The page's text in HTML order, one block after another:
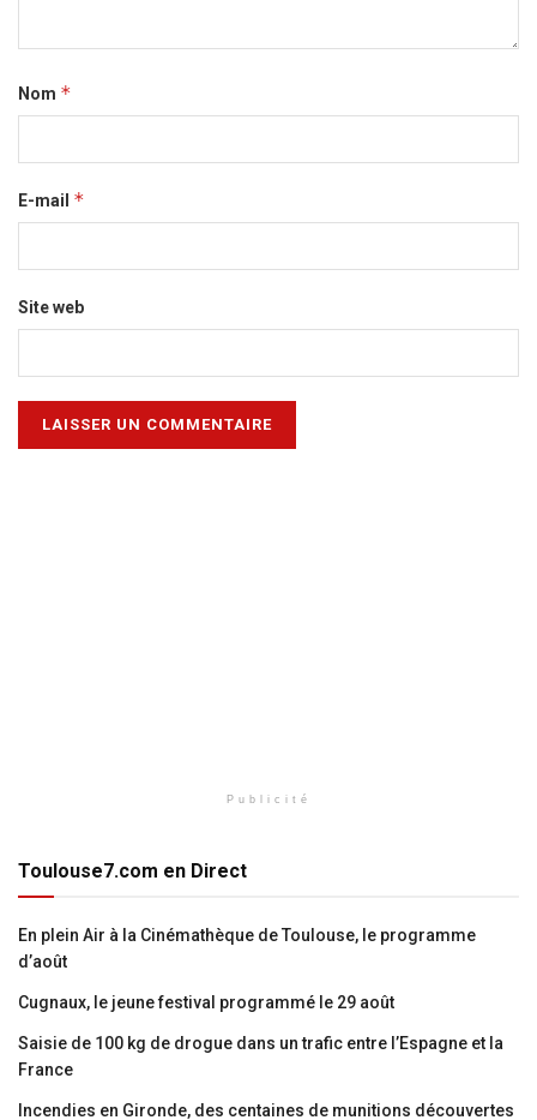
Nom *
E-mail *
Site web
Publicité
Toulouse7.com en Direct
En plein Air à la Cinémathèque de Toulouse, le programme
d’août
Cugnaux, le jeune festival programmé le 29 août
Saisie de 100 kg de drogue dans un trafic entre l’Espagne et la
France
Incendies en Gironde, des centaines de munitions découvertes